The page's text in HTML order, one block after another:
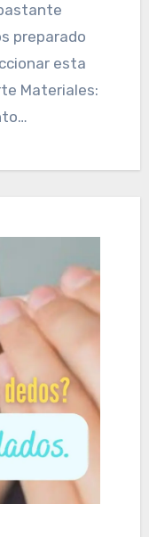
preparado
esta
Materiales: